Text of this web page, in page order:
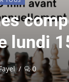
lundi
0